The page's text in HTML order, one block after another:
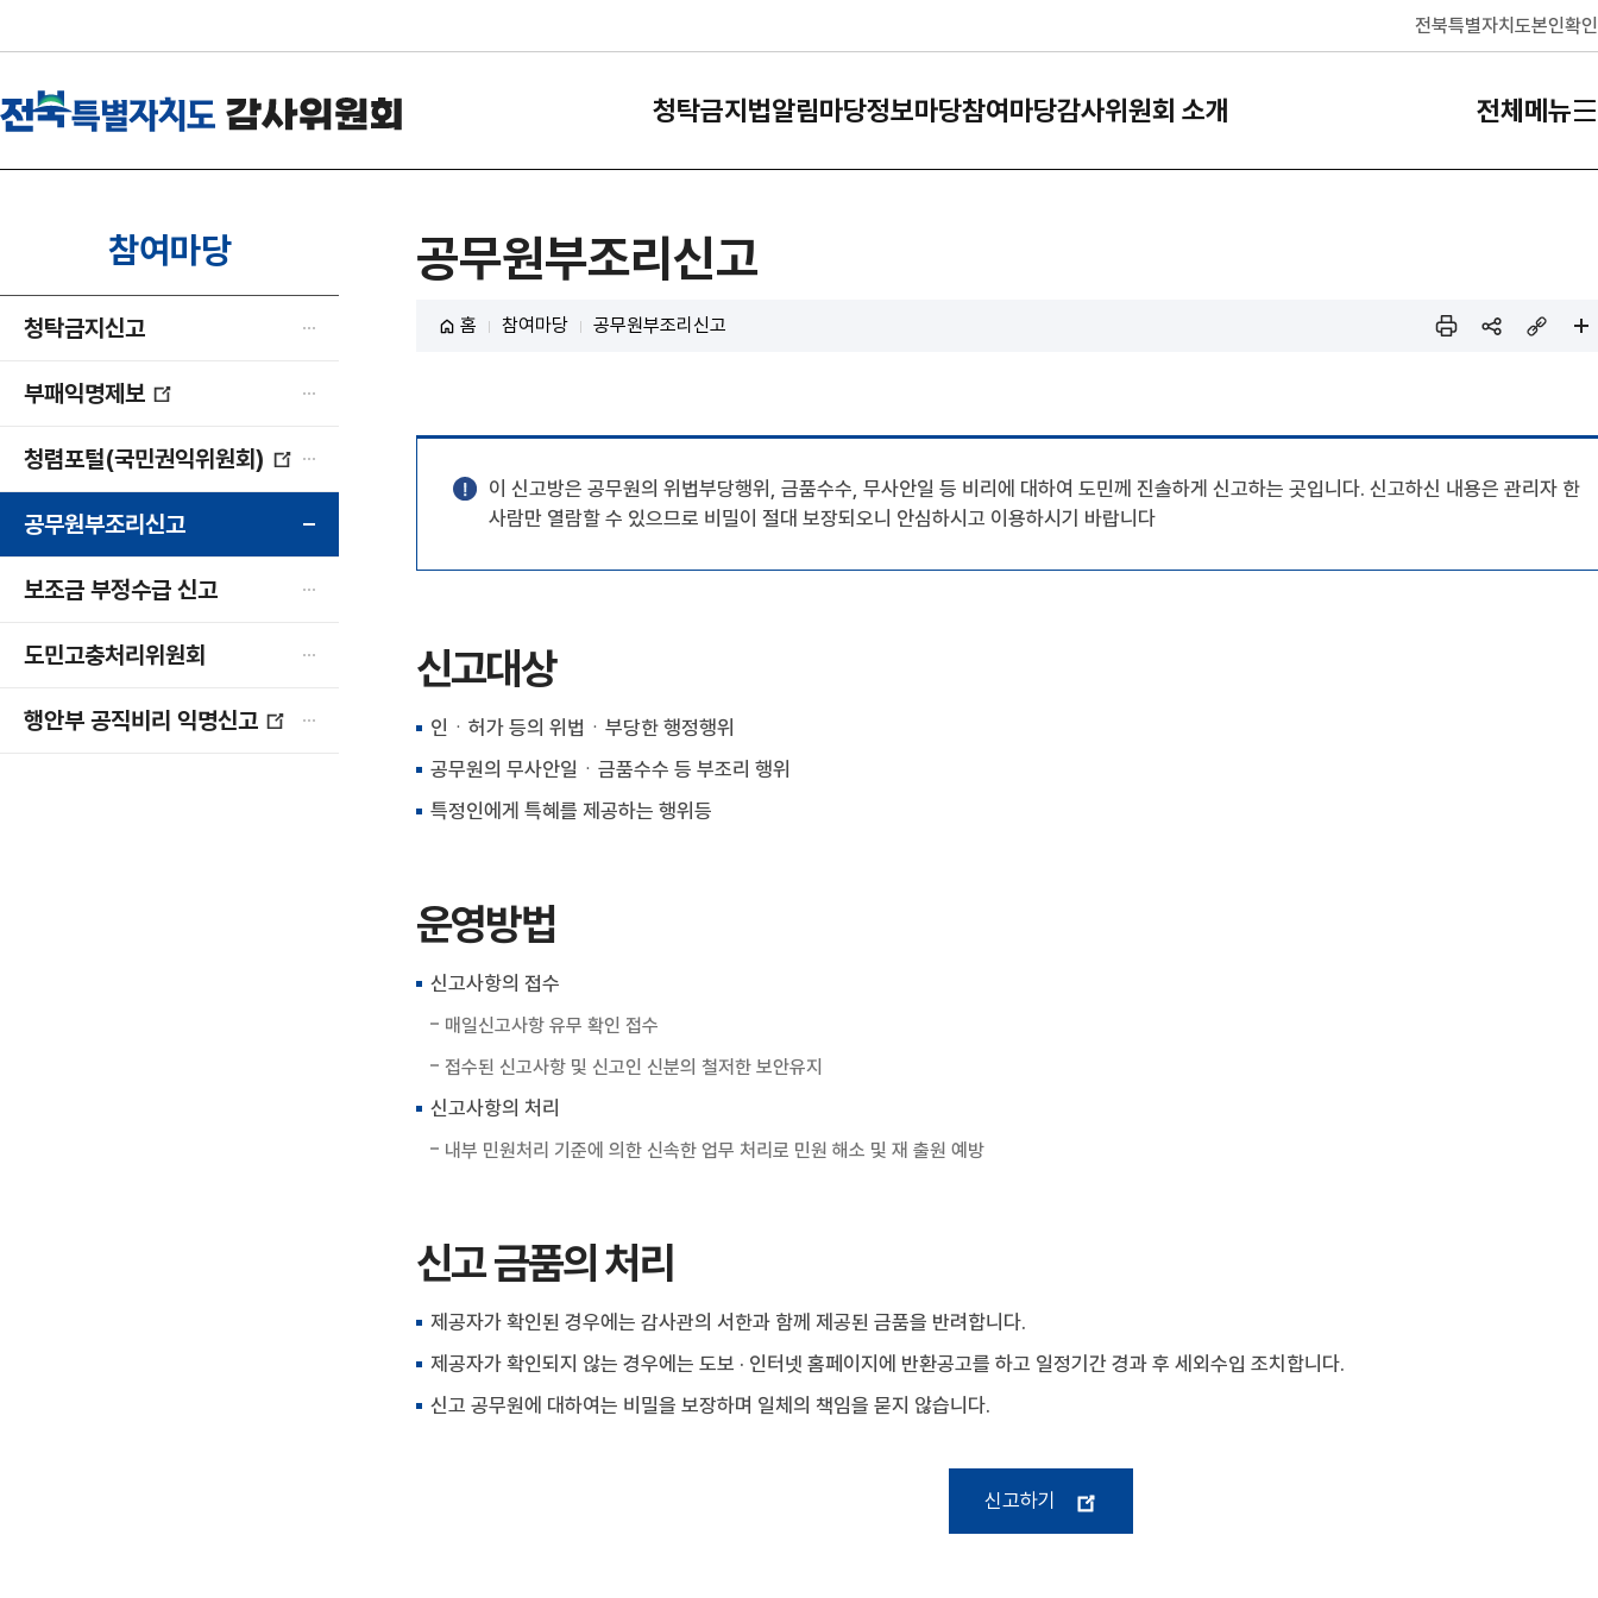
전북특별자치도본인확인
청탁금지법알림마당정보마당참여마당감사위원회 소개 전체메뉴
참여마당
청탁금지신고
부패익명제보
청렴포털(국민권익위원회)
공무원부조리신고
보조금 부정수급 신고
도민고충처리위원회
행안부 공직비리 익명신고
공무원부조리신고
홈 참여마당 공무원부조리신고
이 신고방은 공무원의 위법부당행위, 금품수수, 무사안일 등 비리에 대하여 도민께 진솔하게 신고하는 곳입니다. 신고하신 내용은 관리자 한
사람만 열람할 수 있으므로 비밀이 절대 보장되오니 안심하시고 이용하시기 바랍니다
신고대상
인ㆍ허가 등의 위법ㆍ부당한 행정행위
공무원의 무사안일ㆍ금품수수 등 부조리 행위
특정인에게 특혜를 제공하는 행위등
운영방법
신고사항의 접수
매일신고사항 유무 확인 접수
접수된 신고사항 및 신고인 신분의 철저한 보안유지
신고사항의 처리
내부 민원처리 기준에 의한 신속한 업무 처리로 민원 해소 및 재 출원 예방
신고 금품의 처리
제공자가 확인된 경우에는 감사관의 서한과 함께 제공된 금품을 반려합니다.
제공자가 확인되지 않는 경우에는 도보 · 인터넷 홈페이지에 반환공고를 하고 일정기간 경과 후 세외수입 조치합니다.
신고 공무원에 대하여는 비밀을 보장하며 일체의 책임을 묻지 않습니다.
신고하기